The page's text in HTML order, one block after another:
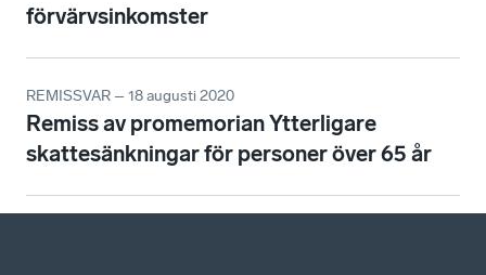
förvärvsinkomster
REMISSVAR – 18 augusti 2020
Remiss av promemorian Ytterligare
skattesänkningar för personer över 65 år